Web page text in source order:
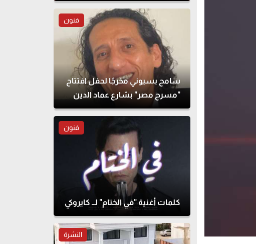
فنون
سامح بسيوني مخرجًا لحفل افتتاح
"مسرح مصر" بشارع عماد الدين
فنون
كلمات أغنية "في الختام" لــ كايروكي
النشرة